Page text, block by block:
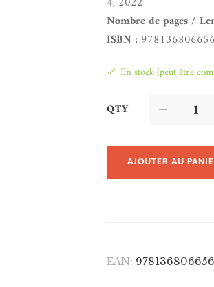
Nombre de pages /
ISBN :
En stock (peut être
QTY
AJOUTER AU
EAN: